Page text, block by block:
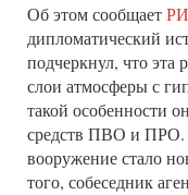
Об этом сообщает
дипломатический
подчеркнул, что эта
слои атмосферы с
такой особенности
средств ПВО и ПРО.
вооружение стало
того, собеседник